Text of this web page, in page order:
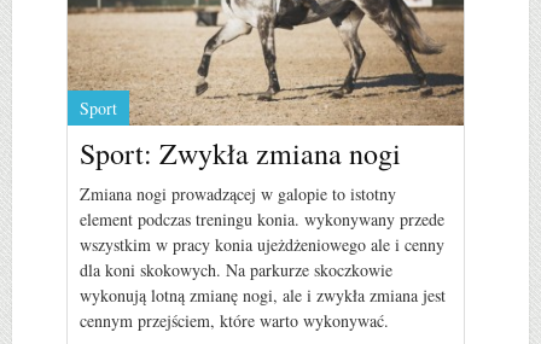
Sport
Sport: Zwykła zmiana nogi
Zmiana nogi prowadzącej w galopie to istotny
element podczas treningu konia. wykonywany przede
wszystkim w pracy konia ujeżdżeniowego ale i cenny
dla koni skokowych. Na parkurze skoczkowie
wykonują lotną zmianę nogi, ale i zwykła zmiana jest
cennym przejściem, które warto wykonywać.